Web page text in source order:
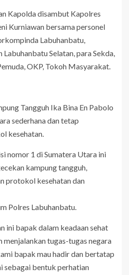
Kapolda disambut Kapolres
Kurniawan bersama personel
Labuhanbatu,
Selatan, para Sekda,
OKP, Tokoh Masyarakat.
Tangguh Ika Bina En Pabolo
sederhana dan tetap
kesehatan.
nomor 1 di Sumatera Utara ini
kampung tangguh,
protokol kesehatan dan
Polres Labuhanbatu.
ini bapak dalam keadaan sehat
menjalankan tugas-tugas negara
bapak mau hadir dan bertatap
sebagai bentuk perhatian